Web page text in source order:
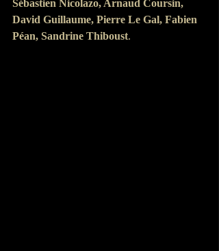
Sébastien Nicolazo, Arnaud Coursin,
David Guillaume, Pierre Le Gal, Fabien
Péan, Sandrine Thiboust.